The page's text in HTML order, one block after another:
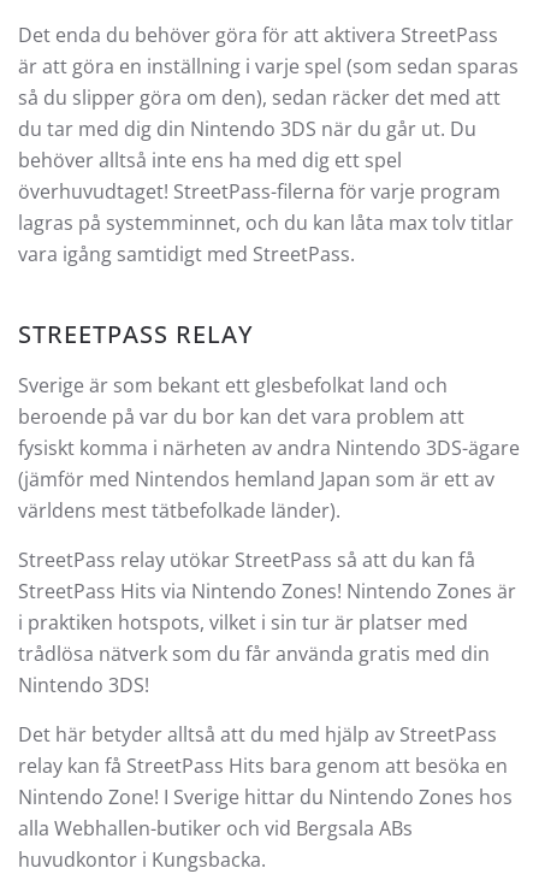
Det enda du behöver göra för att aktivera StreetPass
är att göra en inställning i varje spel (som sedan sparas
så du slipper göra om den), sedan räcker det med att
du tar med dig din Nintendo 3DS när du går ut. Du
behöver alltså inte ens ha med dig ett spel
överhuvudtaget! StreetPass-filerna för varje program
lagras på systemminnet, och du kan låta max tolv titlar
vara igång samtidigt med StreetPass.
STREETPASS RELAY
Sverige är som bekant ett glesbefolkat land och
beroende på var du bor kan det vara problem att
fysiskt komma i närheten av andra Nintendo 3DS-ägare
(jämför med Nintendos hemland Japan som är ett av
världens mest tätbefolkade länder).
StreetPass relay utökar StreetPass så att du kan få
StreetPass Hits via Nintendo Zones! Nintendo Zones är
i praktiken hotspots, vilket i sin tur är platser med
trådlösa nätverk som du får använda gratis med din
Nintendo 3DS!
Det här betyder alltså att du med hjälp av StreetPass
relay kan få StreetPass Hits bara genom att besöka en
Nintendo Zone! I Sverige hittar du Nintendo Zones hos
alla Webhallen-butiker och vid Bergsala ABs
huvudkontor i Kungsbacka.